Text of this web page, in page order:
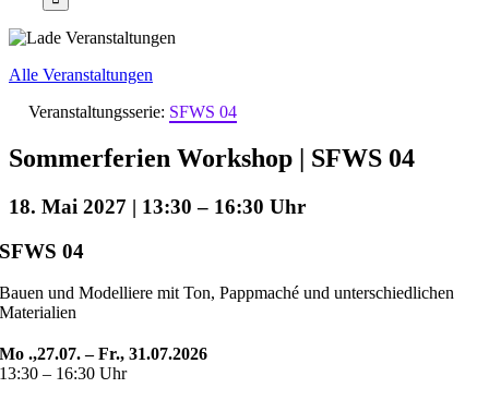
Alle Veranstaltungen
Veranstaltungsserie: SFWS 04
Sommerferien Workshop | SFWS 04
18. Mai 2027 | 13:30 – 16:30
SFWS 04
Bauen und Modelliere mit Ton, Pappmaché und unterschiedlichen
Materialien
Mo .,27.07. – Fr., 31.07.2026
13:30 – 16:30 Uhr